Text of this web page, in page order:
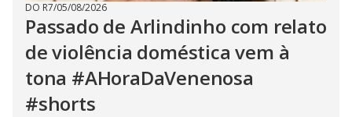
DO R7/05/08/2026
Passado de Arlindinho com relato
de violência doméstica vem à
tona #AHoraDaVenenosa
#shorts